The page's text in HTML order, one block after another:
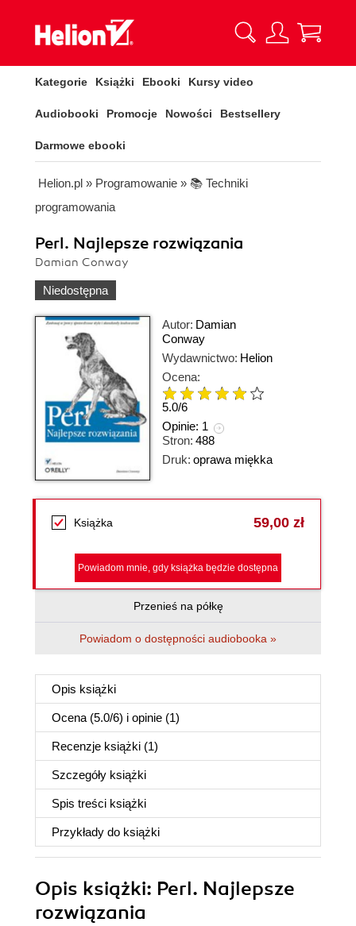
Kategorie Książki Ebooki Kursy video
Audiobooki Promocje Nowości Bestsellery
Darmowe ebooki
Helion.pl » Programowanie » 📚 Techniki
programowania
Perl. Najlepsze rozwiązania
Damian Conway
Niedostępna
Autor: Damian
Conway
Wydawnictwo: Helion
Ocena:
5.0/6
Opinie: 1
Stron: 488
Druk: oprawa miękka
Książka 59,00 zł
Powiadom mnie, gdy książka będzie dostępna
Przenieś na półkę
Powiadom o dostępności audiobooka »
Opis książki
Ocena (5.0/6) i opinie (1)
Recenzje książki (1)
Szczegóły książki
Spis treści książki
Przykłady do książki
Opis książki: Perl. Najlepsze
rozwiązania